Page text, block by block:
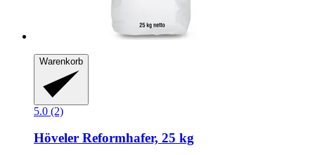
Warenkorb
5.0 (2)
Höveler Reformhafer, 25 kg